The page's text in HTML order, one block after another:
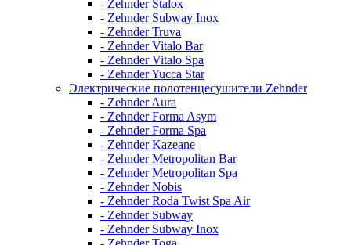
- Zehnder Stalox
- Zehnder Subway Inox
- Zehnder Truva
- Zehnder Vitalo Bar
- Zehnder Vitalo Spa
- Zehnder Yucca Star
Электрические полотенцесушители Zehnder
- Zehnder Aura
- Zehnder Forma Asym
- Zehnder Forma Spa
- Zehnder Kazeane
- Zehnder Metropolitan Bar
- Zehnder Metropolitan Spa
- Zehnder Nobis
- Zehnder Roda Twist Spa Air
- Zehnder Subway
- Zehnder Subway Inox